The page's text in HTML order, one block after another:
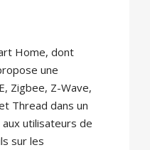
Home, dont
une
Zigbee, Z-Wave,
Thread dans un
utilisateurs de
sur les